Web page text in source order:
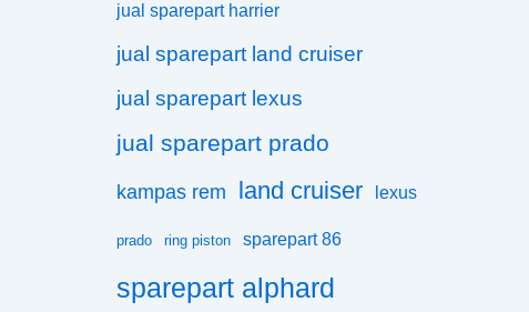
jual sparepart harrier
jual sparepart land cruiser
jual sparepart lexus
jual sparepart prado
kampas rem land cruiser lexus
prado ring piston sparepart 86
sparepart alphard